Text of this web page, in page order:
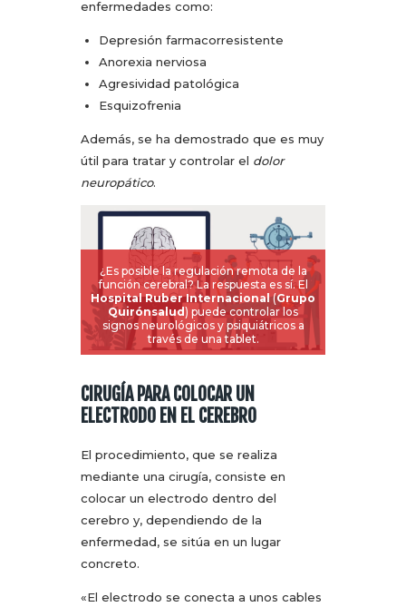
enfermedades como:
Depresión farmacorresistente
Anorexia nerviosa
Agresividad patológica
Esquizofrenia
Además, se ha demostrado que es muy
útil para tratar y controlar el dolor
neuropático.
¿Es posible la regulación remota de la
función cerebral? La respuesta es sí. El
Hospital Ruber Internacional(Grupo
Quirónsalud ) puede controlar los
signos neurológicos y psiquiátricos a
través de una tablet.
CIRUGÍA PARA COLOCAR UN
ELECTRODO EN EL CEREBRO
El procedimiento, que se realiza
mediante una cirugía, consiste en
colocar un electrodo dentro del
cerebro y, dependiendo de la
enfermedad, se sitúa en un lugar
concreto.
«El electrodo se conecta a unos cables